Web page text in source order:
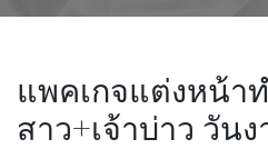
แพคเกจแต่งหน้า
สาว+เจ้าบ่าว วัน